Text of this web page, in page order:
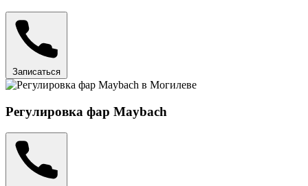
Записаться
Регулировка фар Maybach